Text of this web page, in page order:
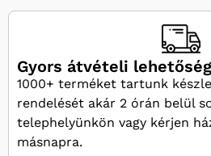
Gyors átvételi lehetőség
1000+ terméket tartunk
rendelését akár 2 órán belül
telephelyünkön vagy kérjen
másnapra.